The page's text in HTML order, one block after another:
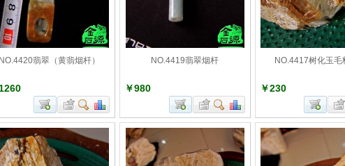
NO.4420翡翠（黄翡烟杆） NO.4419翡翠烟杆
￥980
NO.4417树化玉毛
￥230